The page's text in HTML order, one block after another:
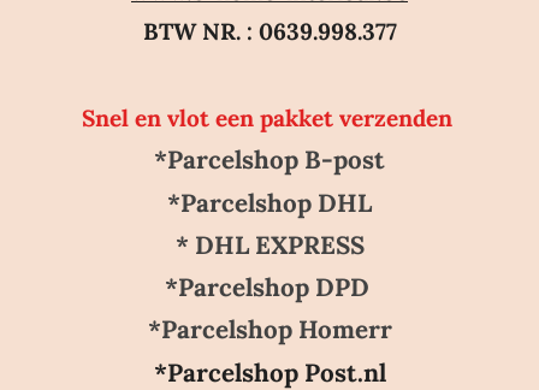
BTW NR. : 0639.998.377
Snel en vlot een pakket verzenden
*Parcelshop B-post
*Parcelshop DHL
* DHL EXPRESS
*Parcelshop DPD
*Parcelshop Homerr
*Parcelshop Post.nl